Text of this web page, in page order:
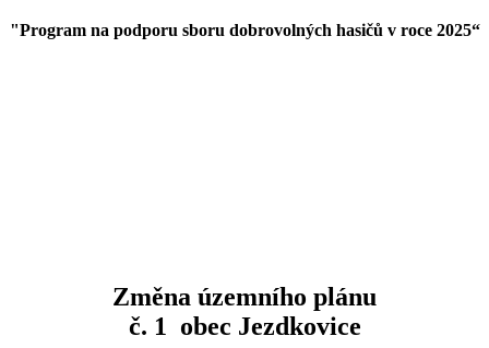
"Program na podporu sboru dobrovolných hasičů v roce 2025“
Změna územního plánu
č. 1 obec Jezdkovice